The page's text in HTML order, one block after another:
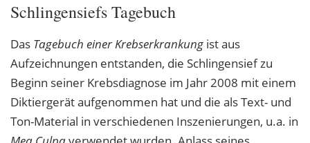
Schlingensiefs Tagebuch
Das Tagebuch einer Krebserkrankung ist aus
Aufzeichnungen entstanden, die Schlingensief zu
Beginn seiner Krebsdiagnose im Jahr 2008 mit einem
Diktiergerät aufgenommen hat und die als Text- und
Ton-Material in verschiedenen Inszenierungen, u.a. in